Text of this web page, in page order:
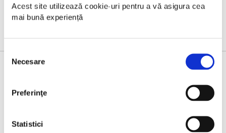
Acest site utilizează cookie-uri pentru a vă asigura cea
mai bună experiență
Selecția
consimțământului
Necesare
Preferinţe
Statistici